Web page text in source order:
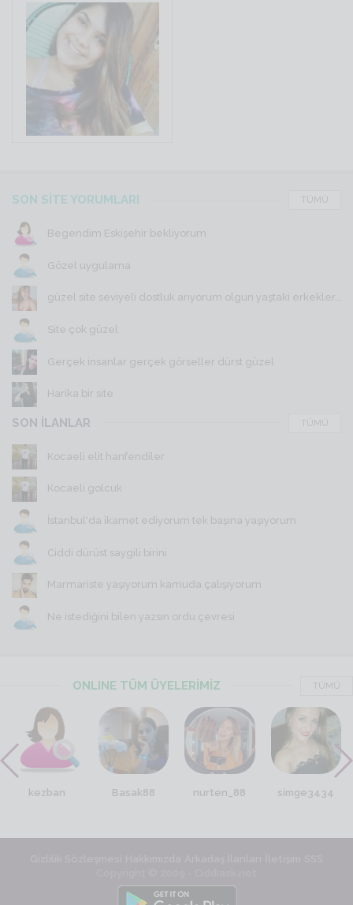
SON SİTE YORUMLARI TÜMÜ
Begendim Eskişehir bekliyorum
Gözel uygulama
güzel site seviyeli dostluk arıyorum olgun yaştaki erkekler...
Site çok güzel
Gerçek insanlar gerçek görseller dürst güzel
Harika bir site
SON İLANLAR TÜMÜ
Kocaeli elit hanfendiler
Kocaeli golcuk
İstanbul'da ikamet ediyorum tek başına yaşıyorum
Ciddi dürüst saygili birini
Marmariste yaşıyorum kamuda çalışıyorum
Ne istediğini bilen yazsın ordu çevresi
ONLINE TÜM ÜYELERİMİZ TÜMÜ
kezban Basak88 nurten_88 simge3434